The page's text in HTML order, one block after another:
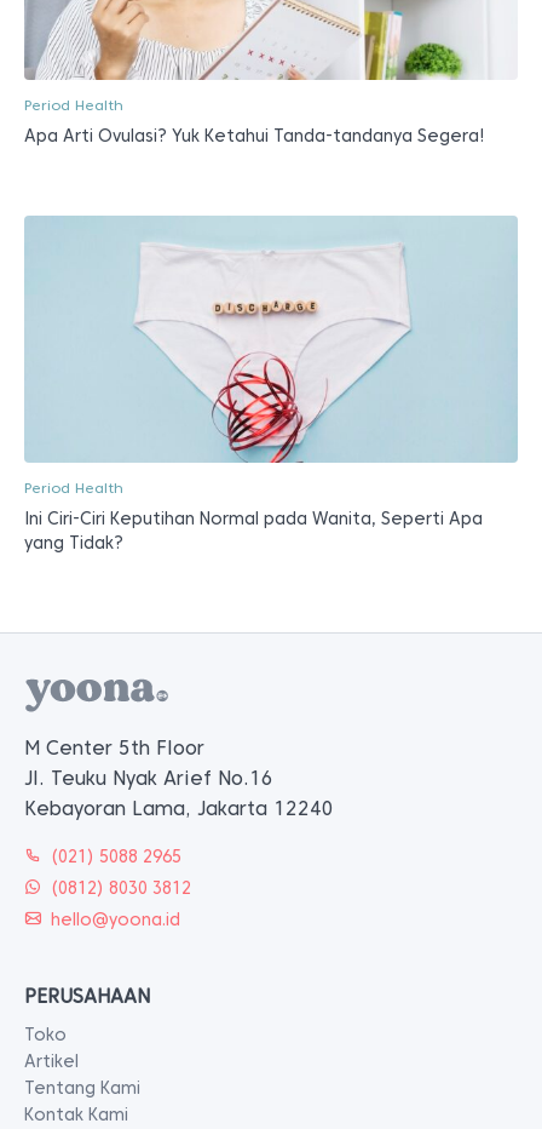
Period Health
Apa Arti Ovulasi? Yuk Ketahui Tanda-tandanya Segera!
Period Health
Ini Ciri-Ciri Keputihan Normal pada Wanita, Seperti Apa
yang Tidak?
M Center 5th Floor
Jl. Teuku Nyak Arief No.16
Kebayoran Lama, Jakarta 12240
(021) 5088 2965
(0812) 8030 3812
hello@yoona.id
PERUSAHAAN
Toko
Artikel
Tentang Kami
Kontak Kami